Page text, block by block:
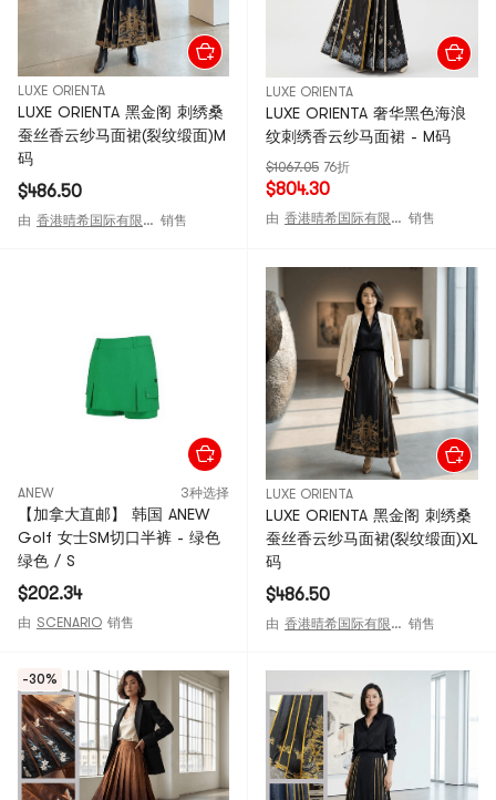
LUXE ORIENTA
LUXE ORIENTA 黑金阁 刺绣桑
蚕丝香云纱马面裙(裂纹缎面)M
码
$486.50
由 香港晴希国际有限公司 销售
LUXE ORIENTA
LUXE ORIENTA 奢华黑色海浪
纹刺绣香云纱马面裙 - M码
$1067.05 76折
$804.30
由 香港晴希国际有限公司 销售
ANEW 3种选择
【加拿大直邮】 韩国 ANEW
Golf 女士SM切口半裤 - 绿色
绿色 / S
$202.34
由 SCENARIO 销售
LUXE ORIENTA
LUXE ORIENTA 黑金阁 刺绣桑
蚕丝香云纱马面裙(裂纹缎面)XL
码
$486.50
由 香港晴希国际有限公司 销售
-30%